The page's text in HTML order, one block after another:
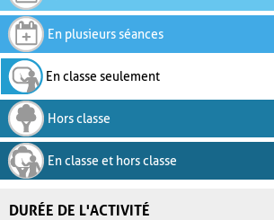
En plusieurs séances
En classe seulement
Hors classe
En classe et hors classe
DURÉE DE L'ACTIVITÉ